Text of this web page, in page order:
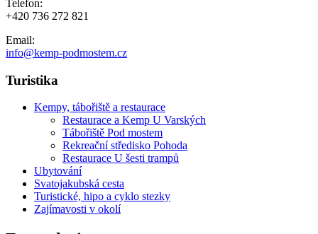
Telefon:
+420 736 272 821
Email:
info@kemp-podmostem.cz
Turistika
Kempy, tábořiště a restaurace
Restaurace a Kemp U Varských
Tábořiště Pod mostem
Rekreační středisko Pohoda
Restaurace U šesti trampů
Ubytování
Svatojakubská cesta
Turistické, hipo a cyklo stezky
Zajímavosti v okolí